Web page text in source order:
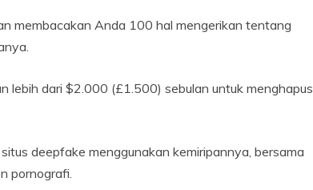
membacakan Anda 100 hal mengerikan tentang
lebih dari $2.000 (£1.500) sebulan untuk menghapus
deepfake menggunakan kemiripannya, bersama
pornografi.